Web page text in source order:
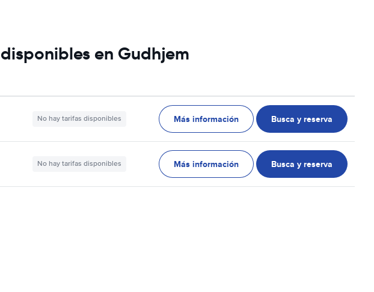
en Gudhjem
No hay tarifas disponibles Más información Busca y reserva
No hay tarifas disponibles Más información Busca y reserva